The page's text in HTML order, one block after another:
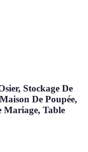
Stockage De
De Poupée,
Mariage, Table